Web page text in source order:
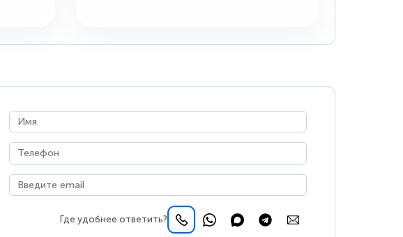
Где удобнее ответить?